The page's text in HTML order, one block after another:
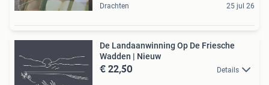
Drachten 25 jul 26
De Landaanwinning Op De Friesche
Wadden | Nieuw
€ 22,50 Details